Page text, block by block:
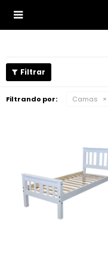

Filtrando por: Camas